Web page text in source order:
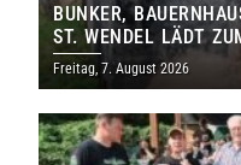
BUNKER,
ST. WENDEL LÄDT
DENKMALS EIN
Freitag, 7. August 2026